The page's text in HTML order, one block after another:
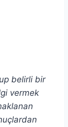
belirli bir
vermek